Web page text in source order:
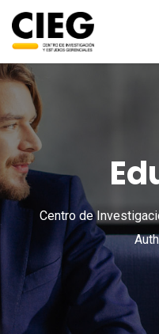
Centro de